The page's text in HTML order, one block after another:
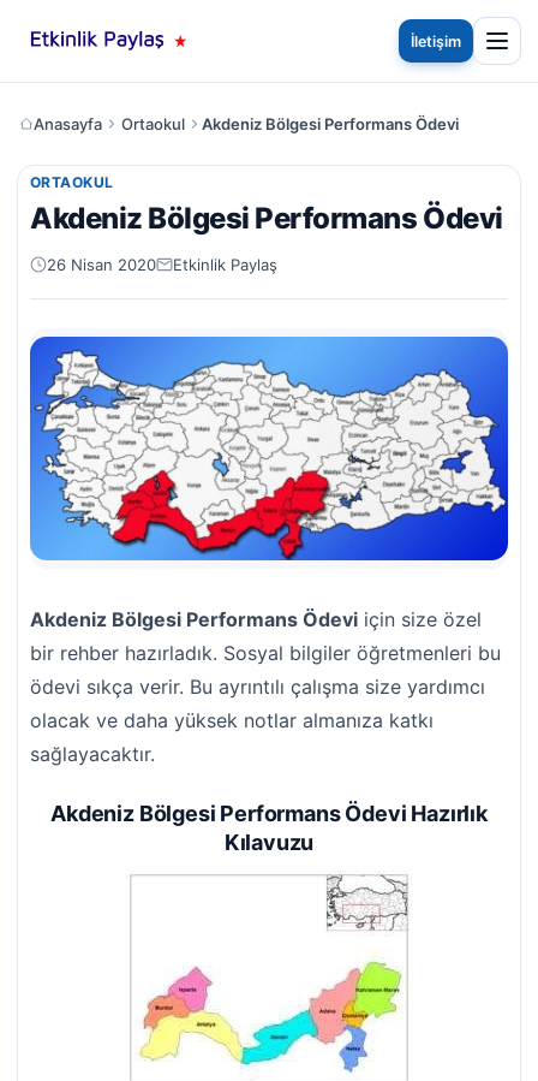
İletişim
Anasayfa Ortaokul Akdeniz Bölgesi Performans Ödevi
ORTAOKUL
Akdeniz Bölgesi Performans Ödevi
26 Nisan 2020 Etkinlik Paylaş
Akdeniz Bölgesi Performans Ödevi için size özel
bir rehber hazırladık. Sosyal bilgiler öğretmenleri bu
ödevi sıkça verir. Bu ayrıntılı çalışma size yardımcı
olacak ve daha yüksek notlar almanıza katkı
sağlayacaktır.
Akdeniz Bölgesi Performans Ödevi Hazırlık
Kılavuzu